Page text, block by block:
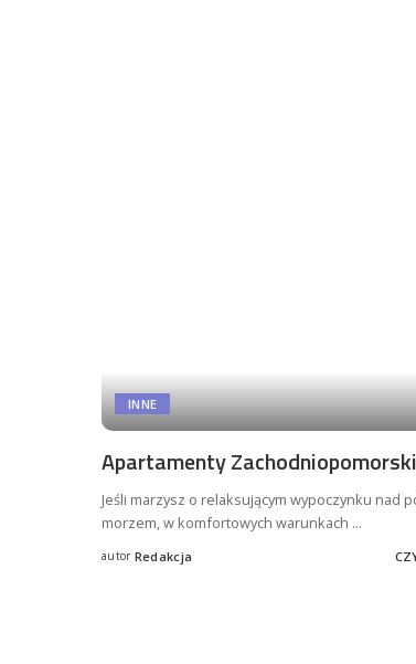
INNE
Apartamenty
Jeśli marzysz o relaksującym wypoczynku nad
morzem, w komfortowych warunkach ...
Posted
autor Redakcja